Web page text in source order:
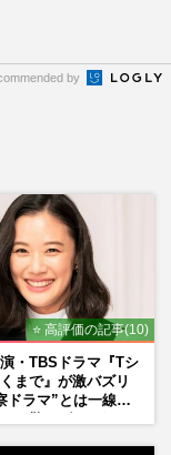
by
⭐ 高評価の記事(10)
・TBSドラマ『Tシ
まで』が激バズリ
ドラマ”とは一線を